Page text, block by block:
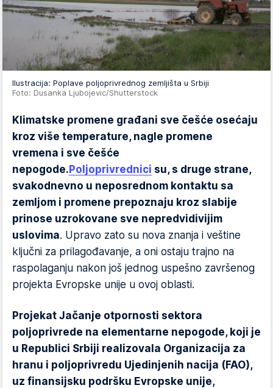
Ilustracija: Poplave poljoprivrednog zemljišta u Srbiji
Foto: Dusanka Ljubojevic/Shutterstock
Klimatske promene građani sve češće osećaju
kroz više temperature, nagle promene
vremena i sve češće
nepogode. Poljoprivrednici su, s druge strane,
svakodnevno u neposrednom kontaktu sa
zemljom i promene prepoznaju kroz slabije
prinose uzrokovane sve nepredvidivijim
uslovima. Upravo zato su nova znanja i veštine
ključni za prilagođavanje, a oni ostaju trajno na
raspolaganju nakon još jednog uspešno završenog
projekta Evropske unije u ovoj oblasti.
Projekat Jačanje otpornosti sektora
poljoprivrede na elementarne nepogode, koji je
u Republici Srbiji realizovala Organizacija za
hranu i poljoprivredu Ujedinjenih nacija (FAO),
uz finansijsku podršku Evropske unije,